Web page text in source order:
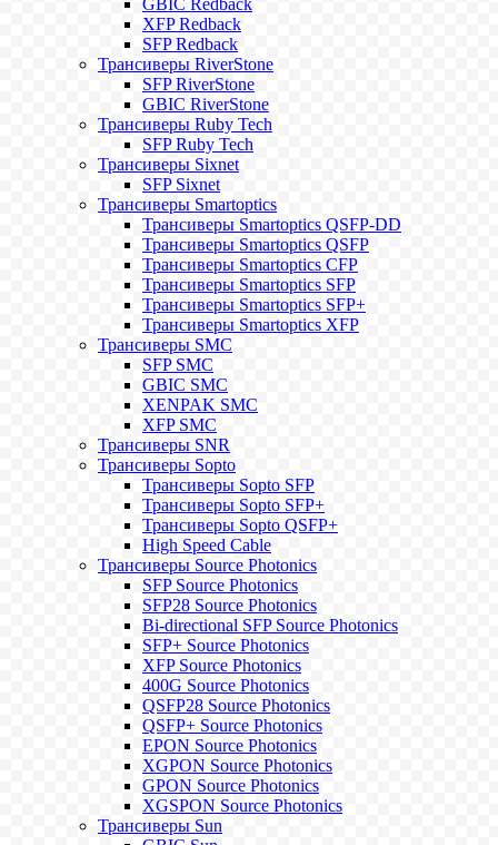
GBIC Redback
XFP Redback
SFP Redback
Трансиверы RiverStone
SFP RiverStone
GBIC RiverStone
Трансиверы Ruby Tech
SFP Ruby Tech
Трансиверы Sixnet
SFP Sixnet
Трансиверы Smartoptics
Трансиверы Smartoptics QSFP-DD
Трансиверы Smartoptics QSFP
Трансиверы Smartoptics CFP
Трансиверы Smartoptics SFP
Трансиверы Smartoptics SFP+
Трансиверы Smartoptics XFP
Трансиверы SMC
SFP SMC
GBIC SMC
XENPAK SMC
XFP SMC
Трансиверы SNR
Трансиверы Sopto
Трансиверы Sopto SFP
Трансиверы Sopto SFP+
Трансиверы Sopto QSFP+
High Speed Cable
Трансиверы Source Photonics
SFP Source Photonics
SFP28 Source Photonics
Bi-directional SFP Source Photonics
SFP+ Source Photonics
XFP Source Photonics
400G Source Photonics
QSFP28 Source Photonics
QSFP+ Source Photonics
EPON Source Photonics
XGPON Source Photonics
GPON Source Photonics
XGSPON Source Photonics
Трансиверы Sun